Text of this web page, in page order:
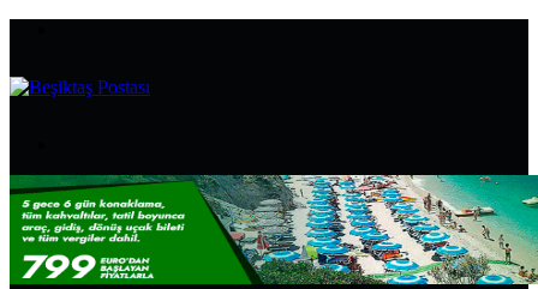
...